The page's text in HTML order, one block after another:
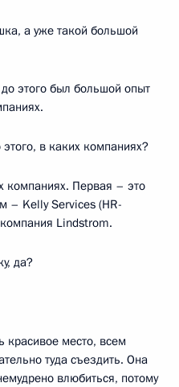
а уже такой большой
этого был большой опыт
в каких компаниях?
компаниях. Первая – это
– Kelly Services (HR-
Lindstrom.
да?
красивое место, всем
туда съездить. Она
влюбиться, потому